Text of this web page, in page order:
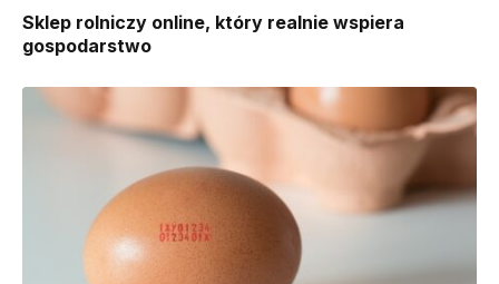
Sklep rolniczy online, który realnie wspiera
gospodarstwo